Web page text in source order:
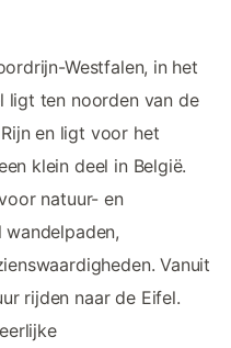
Westfalen, in het
ligt ten noorden van de
en ligt voor het
klein deel in België.
natuur- en
Vanuit
rijden naar de Eifel.